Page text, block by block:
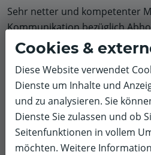
Sehr netter und kompetenter
Kommunikation bezüglich
Zsolt E.Inspektion und Wartung
5,0/5
Gutes, bequemes WEB
Anmeldeverfahren. Guter
Cookies &
Diese Website verwendet
Dienste um Inhalte und
und zu analysieren. Sie
Dienste Sie zulassen und ob
Seitenfunktionen in vollem
möchten. Weitere